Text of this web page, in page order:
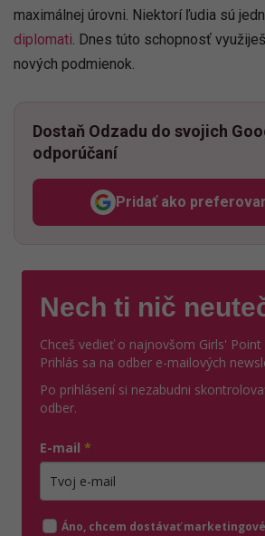
maximálnej úrovni. Niektorí ľudia sú
diplomati . Dnes túto schopnosť
nových podmienok.
Dostaň Odzadu do svojich
odporúčaní
Pridať ako
Nech ti nič
Chceš vedieť o najnovšom Girls'
Prihlás sa na odber e-mailových
Po prihlásení si nezabudni
odber.
E-mail *
Áno, chcem dostávať